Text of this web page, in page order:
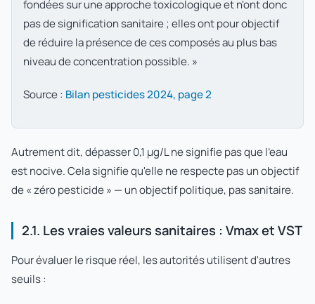
fondées sur une approche toxicologique et n'ont donc
pas de signification sanitaire ; elles ont pour objectif
de réduire la présence de ces composés au plus bas
niveau de concentration possible. »
Source : Bilan pesticides 2024, page 2
Autrement dit, dépasser 0,1 µg/L ne signifie pas que l'eau
est nocive. Cela signifie qu'elle ne respecte pas un objectif
de « zéro pesticide » — un objectif politique, pas sanitaire.
2.1. Les vraies valeurs sanitaires : Vmax et VST
Pour évaluer le risque réel, les autorités utilisent d'autres
seuils :